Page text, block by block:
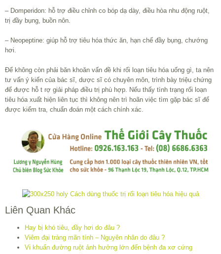
– Domperidon: hỗ trợ điều chỉnh co bóp dạ dày, điều hòa nhu động ruột,
trị đầy bụng, buồn nôn.
– Neopeptine: giúp hỗ trợ tiêu hóa thức ăn, hạn chế đầy bụng, chướng
hơi.
Để không còn phải băn khoăn vấn đề khi rối loạn tiêu hóa uống gì, ta nên
tư vấn ý kiến của bác sĩ, dược sĩ có chuyên môn, trình bày triệu chứng
để được hỗ t rợ giải pháp điều trị phù hợp. Nếu thấy tình trạng rối loạn
tiêu hóa xuất hiện liên tục thì không nên trì hoãn việc tìm gặp bác sĩ để
được kiểm tra, chuẩn đoán một cách chính xác.
Liên Quan Khác
Hay bị khó tiêu, đầy hơi do đâu ?
Viêm đại tràng mãn tính – Nguyên nhân do đâu ?
Vi khuẩn đường ruột ảnh hưởng lớn đến bệnh đa xơ cứng